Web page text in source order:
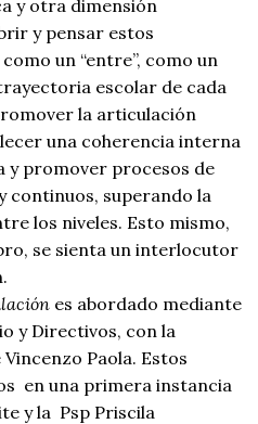
y otra dimensión
y pensar estos
un “entre”, como un
escolar de cada
la articulación
una coherencia interna
y promover procesos de
continuos, superando la
los niveles. Esto mismo,
se sienta un interlocutor
es abordado mediante
y Directivos, con la
Paola. Estos
en una primera instancia
y la Psp Priscila